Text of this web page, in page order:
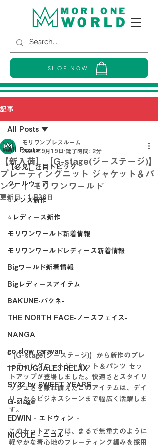
SHOP NOW
記事
All Posts
【必見】注目トピック
クールウェア
⭐メンズ新作
⭐レディース新作
モリワンワールド新着情報
モリワンワールドレディース新着情報
Bigワールド新着情報
Bigレディースアイテム
BAKUNE-バクネ-
THE NORTH FACE-ノースフェイス-
NANGA
go slow caravan
1PIU1UGUALE3 RELAX
SY32 by SWEET YEARS
G-stage
EDWIN - エドウィン -
NICOLE - ニコル -
All Posts
【新入荷】【G-stage(ジーステージ)】
プレーティングニット ジャケット＆パ
ンツ ｜ モリワンワールド
モリワンプレスルーム
2024年9月19日 読了時間: 2分
更新日： 1月26日
【G-stage(ジーステージ)】から新作のプレ
ーティングニットジャケット＆パンツ セッ
トアップが登場しました。快適さとスタイリ
ッシュさを兼ね備えたこのアイテムは、デイ
リーからビジネスシーンまで幅広く活躍しま
す。
このセットアップは、まるで無重力のように
軽やかな着心地のプレーティング編みを採用